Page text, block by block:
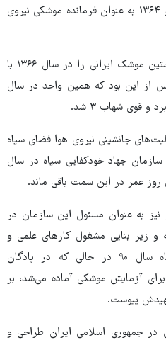
سپاه پاسداران، شهید مقدم در سال ۱۳۶۴ به عنوان فرمانده موشکی نیروی
شهید حاج حسن طهرانی مقدم نخستین موشک ایرانی را در سال ۱۳۶۶ با
از این بود که همین واحد در سال
جانشینی نیروی هوا فضای سپاه
۱۳۸۴ و ریاست سازمان جهاد خودکفایی سپاه در سال
به عنوان مسئول این سازمان در
و زیر بنایی مشغول کارهای علمی و
تحقیقاتی بود و روز ۲۱ آبان ماه سال ۹۰ در حالی که در پادگان
آزمایش موشکی آماده می‌شد، بر
پیوست.
جمهوری اسلامی ایران طراحی و